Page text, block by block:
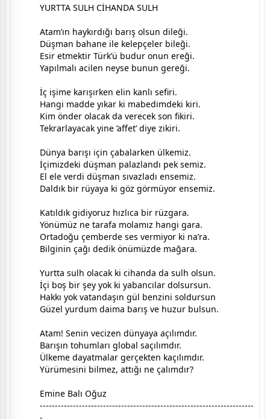
YURTTA SULH CİHANDA SULH
Atam’ın haykırdığı barış olsun dileği.
Düşman bahane ile kelepçeler bileği.
Esir etmektir Türk’ü budur onun ereği.
Yapılmalı acilen neyse bunun gereği.
İç işime karışırken elin kanlı sefiri.
Hangi madde yıkar ki mabedimdeki kiri.
Kim önder olacak da verecek son fikiri.
Tekrarlayacak yine ’affet’ diye zikiri.
Dünya barışı için çabalarken ülkemiz.
İçimizdeki düşman palazlandı pek semiz.
El ele verdi düşman sıvazladı ensemiz.
Daldık bir rüyaya ki göz görmüyor ensemiz.
Katıldık gidiyoruz hızlıca bir rüzgara.
Yönümüz ne tarafa molamız hangi gara.
Ortadoğu çemberde ses vermiyor ki na’ra.
Bilginin çağı dedik önümüzde mağara.
Yurtta sulh olacak ki cihanda da sulh olsun.
İçi boş bir şey yok ki yabancılar dolsursun.
Hakkı yok vatandaşın gül benzini soldursun
Güzel yurdum daima barış ve huzur bulsun.
Atam! Senin vecizen dünyaya açılımdır.
Barışın tohumları global saçılımdır.
Ülkeme dayatmalar gerçekten kaçılımdır.
Yürümesini bilmez, attığı ne çalımdır?
Emine Balı Oğuz
-----------------------------------------------------------------------